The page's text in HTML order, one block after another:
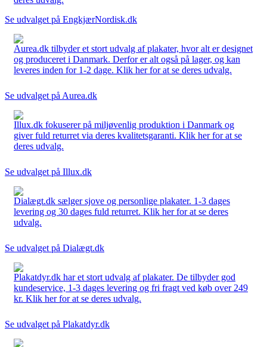
Se udvalget på EngkjærNordisk.dk
Aurea.dk tilbyder et stort udvalg af plakater, hvor alt er designet
og produceret i Danmark. Derfor er alt også på lager, og kan
leveres inden for 1-2 dage. Klik her for at se deres udvalg.
Se udvalget på Aurea.dk
Illux.dk fokuserer på miljøvenlig produktion i Danmark og
giver fuld returret via deres kvalitetsgaranti. Klik her for at se
deres udvalg.
Se udvalget på Illux.dk
Dialægt.dk sælger sjove og personlige plakater. 1-3 dages
levering og 30 dages fuld returret. Klik her for at se deres
udvalg.
Se udvalget på Dialægt.dk
Plakatdyr.dk har et stort udvalg af plakater. De tilbyder god
kundeservice, 1-3 dages levering og fri fragt ved køb over 249
kr. Klik her for at se deres udvalg.
Se udvalget på Plakatdyr.dk